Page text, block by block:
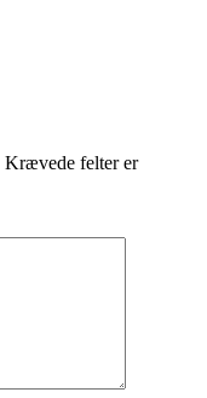
Krævede felter er